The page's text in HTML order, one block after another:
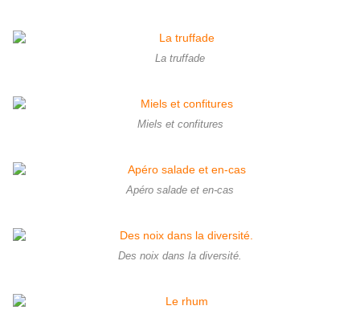
La truffade
Miels et confitures
Apéro salade et en-cas
Des noix dans la diversité.